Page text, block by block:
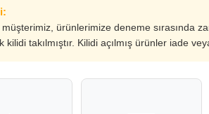
ürünlerimize deneme sırasında
kilidi takılmıştır. Kilidi açılmış ürünler iade